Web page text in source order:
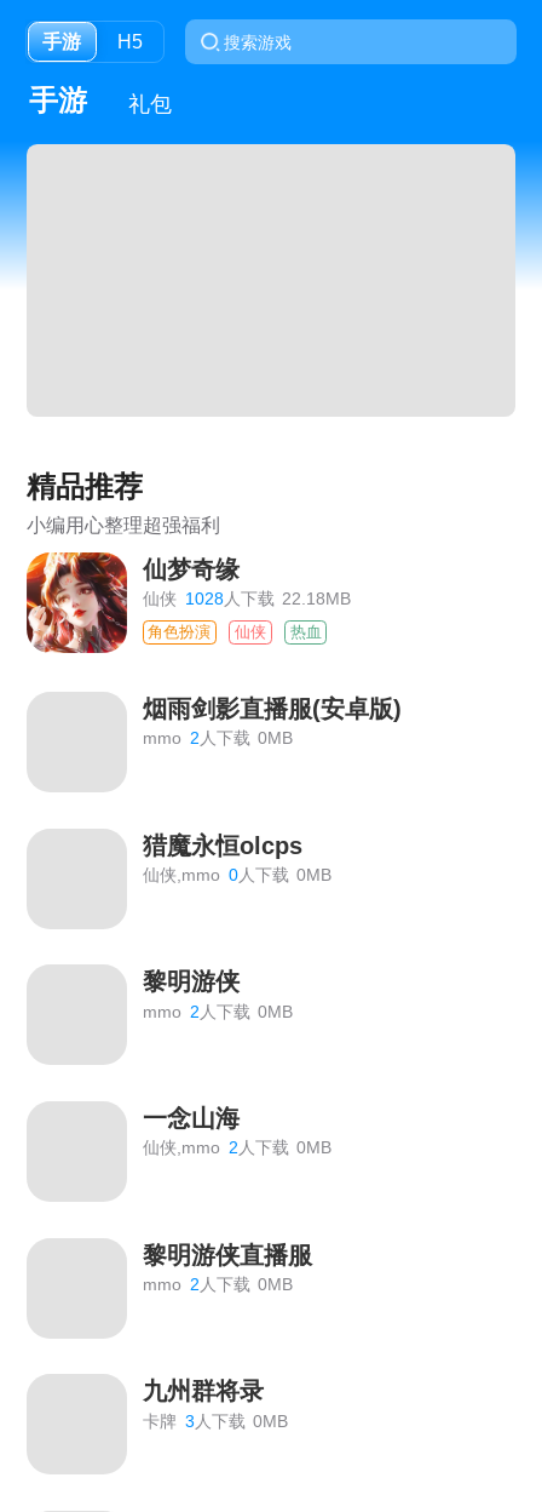
手游 H5
手游 礼包
精品推荐
小编用心整理超强福利
仙梦奇缘
仙侠 1028人下载 22.18MB
角色扮演 仙侠 热血
烟雨剑影直播服(安卓版)
mmo 2人下载 0MB
猎魔永恒olcps
仙侠,mmo 0人下载 0MB
黎明游侠
mmo 2 人下载 0MB
一念山海
仙侠,mmo 2人下载 0MB
黎明游侠直播服
mmo 2 人下载 0MB
九州群将录
卡牌 3 人下载 0MB